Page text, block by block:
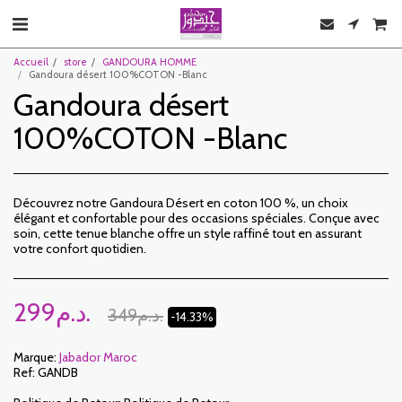
Accueil store
GANDOURA HOMME
Gandoura désert 100%COTON -Blanc
Gandoura désert
100%COTON -Blanc
Découvrez notre Gandoura Désert en coton 100 %, un choix
élégant et confortable pour des occasions spéciales. Conçue avec
soin, cette tenue blanche offre un style raffiné tout en assurant
votre confort quotidien.
299 د.م. 349 د.م. -14.33%
Marque: Jabador Maroc
Ref: GANDB